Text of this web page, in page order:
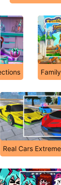
Real Cars